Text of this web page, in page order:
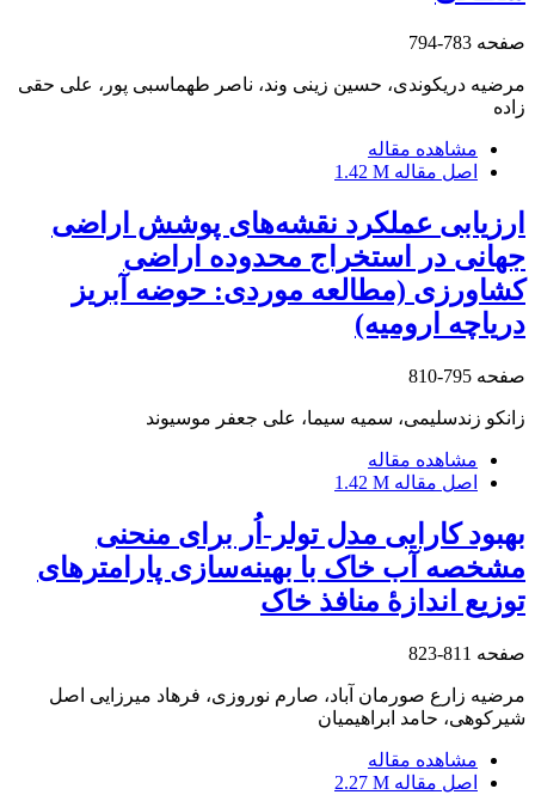
صفحه 783-794
مرضیه دریکوندی، حسین زینی وند، ناصر طهماسبی پور، علی حقی
زاده
مشاهده مقاله
اصل مقاله 1.42 M
ارزیابی عملکرد نقشه‌های پوشش اراضی
جهانی در استخراج محدوده اراضی
کشاورزی (مطالعه موردی: حوضه آبریز
دریاچه ارومیه)
صفحه 795-810
زانکو زندسلیمی، سمیه سیما، علی جعفر موسیوند
مشاهده مقاله
اصل مقاله 1.42 M
بهبود کارایی مدل تولر-اُر برای منحنی
مشخصه آب خاک با بهینه‌سازی پارامترهای
توزیع اندازۀ منافذ خاک
صفحه 811-823
مرضیه زارع صورمان آباد، صارم نوروزی، فرهاد میرزایی اصل
شیرکوهی، حامد ابراهیمیان
مشاهده مقاله
اصل مقاله 2.27 M